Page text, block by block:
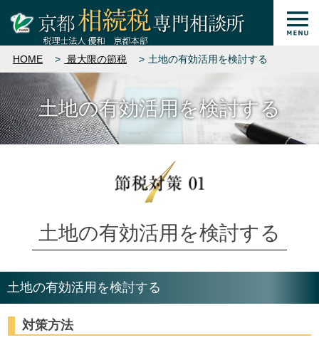
HOME 最大限の節税 土地の有効活用を検討する
土地の有効活用を検討する
土地の有効活用を検討する
土地の有効活用を検討する
対策方法